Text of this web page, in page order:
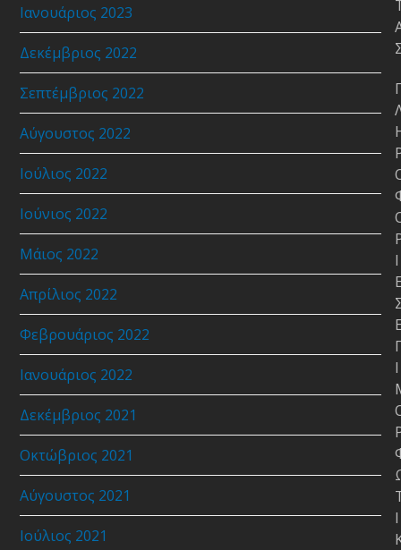
Ιανουάριος 2023
Δεκέμβριος 2022
Σεπτέμβριος 2022
Αύγουστος 2022
Ιούλιος 2022
Ιούνιος 2022
Μάιος 2022
Απρίλιος 2022
Φεβρουάριος 2022
Ιανουάριος 2022
Δεκέμβριος 2021
Οκτώβριος 2021
Αύγουστος 2021
Ιούλιος 2021
Ι
Ι
Ι